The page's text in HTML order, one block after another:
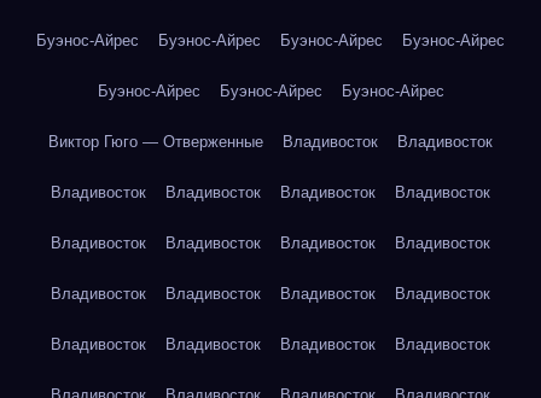
Буэнос-Айрес Буэнос-Айрес Буэнос-Айрес Буэнос-Айрес
Буэнос-Айрес Буэнос-Айрес Буэнос-Айрес
Виктор Гюго — Отверженные Владивосток Владивосток
Владивосток Владивосток Владивосток Владивосток
Владивосток Владивосток Владивосток Владивосток
Владивосток Владивосток Владивосток Владивосток
Владивосток Владивосток Владивосток Владивосток